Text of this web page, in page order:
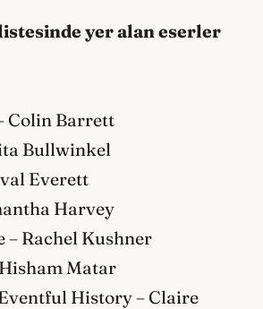
yer alan eserler
Colin Barrett
Bullwinkel
Everett
Harvey
– Rachel Kushner
Matar
History – Claire